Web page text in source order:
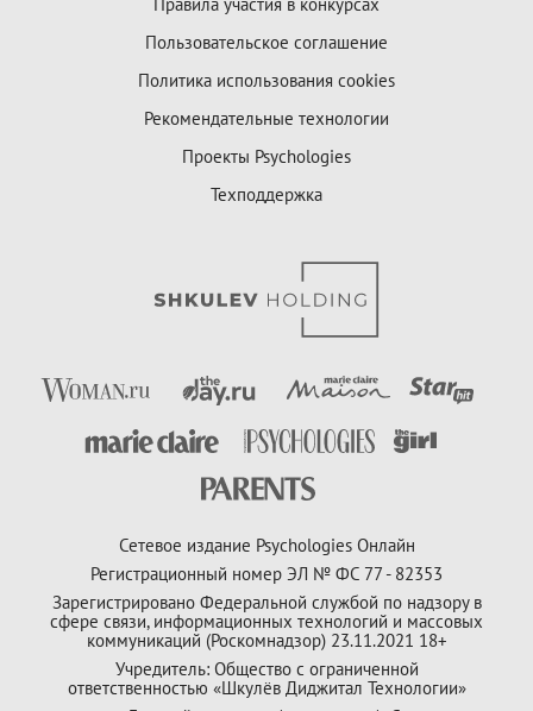
Пользовательское соглашение
Политика использования cookies
Рекомендательные технологии
Проекты Psychologies
Техподдержка
Сетевое издание Psychologies Онлайн
Регистрационный номер ЭЛ № ФС 77 - 82353
Зарегистрировано Федеральной службой по надзору в
сфере связи, информационных технологий и массовых
коммуникаций (Роскомнадзор) 23.11.2021 18+
Учредитель: Общество с ограниченной
ответственностью «Шкулёв Диджитал Технологии»